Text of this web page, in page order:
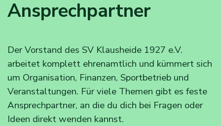
Ansprechpartner
Der Vorstand des SV Klausheide 1927 e.V.
arbeitet komplett ehrenamtlich und kümmert sich
um Organisation, Finanzen, Sportbetrieb und
Veranstaltungen. Für viele Themen gibt es feste
Ansprechpartner, an die du dich bei Fragen oder
Ideen direkt wenden kannst.